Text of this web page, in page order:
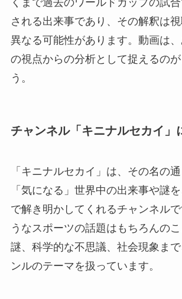
くまで過去のワールドカップの試
される出来事であり、その解釈は
異なる可能性があります。動画は
の視点からの分析として捉えるのが
う。
チャンネル「キニナルセカイ」
「キニナルセカイ」は、その名の
「気になる」世界中の出来事や謎
で解き明かしてくれるチャンネル
うなスポーツの話題はもちろんの
謎、科学的な不思議、社会現象ま
ンルのテーマを扱っています。